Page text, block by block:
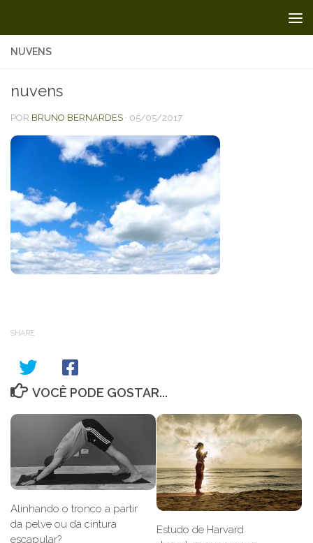
NUVENS
nuvens
POR BRUNO BERNARDES · 05/05/2017
SHARE
VOCÊ PODE GOSTAR...
Alinhando o tronco a partir
da pelve ou da cintura
escapular?
Estudo de Harvard